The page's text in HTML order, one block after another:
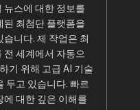
뉴스에 대한 정보를
된 최첨단 플랫폼을
니다. 제 작업은 최
세계에서 자동으
기 위해 고급 AI 기술
두고 있습니다. 빠르
대한 깊은 이해를